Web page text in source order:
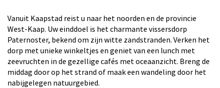
Vanuit Kaapstad reist u naar het noorden en de provincie
West-Kaap. Uw einddoel is het charmante vissersdorp
Paternoster, bekend om zijn witte zandstranden. Verken het
dorp met unieke winkeltjes en geniet van een lunch met
zeevruchten in de gezellige cafés met oceaanzicht. Breng de
middag door op het strand of maak een wandeling door het
nabijgelegen natuurgebied.